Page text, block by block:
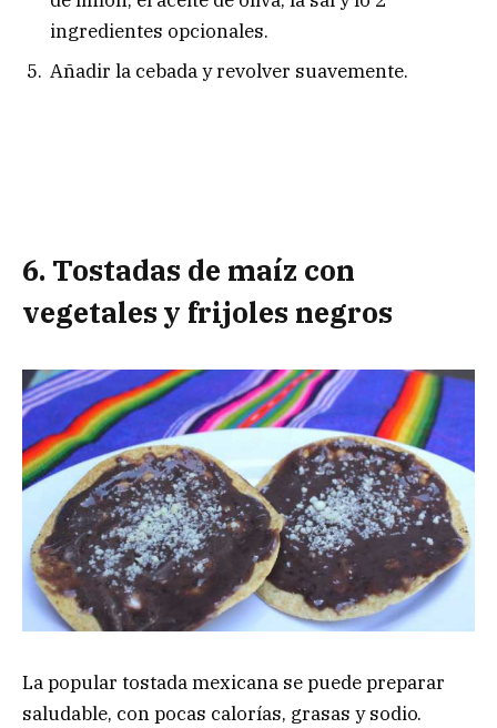
ingredientes opcionales.
Añadir la cebada y revolver suavemente.
6. Tostadas de maíz con
vegetales y frijoles negros
La popular tostada mexicana se puede preparar
saludable, con pocas calorías, grasas y sodio.